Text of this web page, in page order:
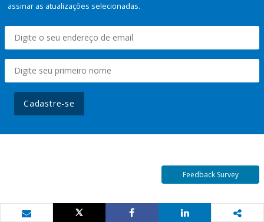
assinar as atualizações selecionadas.
Cadastre-se
Feedback Survey